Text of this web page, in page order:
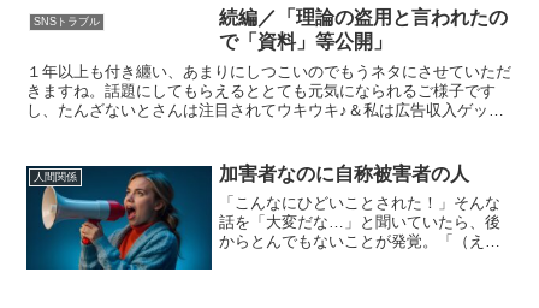
SNSトラブル
続編／「理論の盗用と言われたの
で「資料」等公開」
１年以上も付き纏い、あまりにしつこいのでもうネタにさせていただ
きますね。話題にしてもらえるととても元気になられるご様子です
し、たんざないとさんは注目されてウキウキ♪＆私は広告収入ゲッ
人間関係 加害者なのに自称被害者の人
「こんなにひどいことされた！」そんな
話を「大変だな…」と聞いていたら、後
からとんでもないことが発覚。「（え…